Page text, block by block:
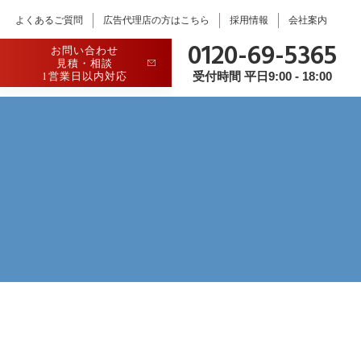
よくあるご質問 広告代理店の方はこちら 採用情報 会社案内
お問い合わせ
見積・相談
1営業日以内対応
0120-69-5365
受付時間 平日9:00 - 18:00